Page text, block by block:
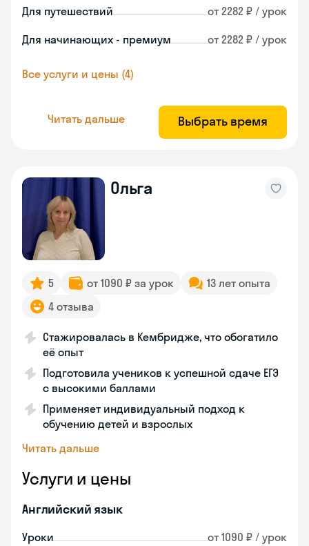
Для путешествий от 2282 ₽ / урок
Для начинающих - премиум от 2282 ₽ / урок
Все услуги и цены (4)
Читать дальше Выбрать время
Ольга
5 от 1090 ₽ за урок
13 лет опыта
4 отзыва
Стажировалась в Кембридже, что обогатило
её опыт
Подготовила учеников к успешной сдаче ЕГЭ
с высокими баллами
Применяет индивидуальный подход к
обучению детей и взрослых
Читать дальше
Услуги и цены
Английский язык
Уроки от 1090 ₽ / урок